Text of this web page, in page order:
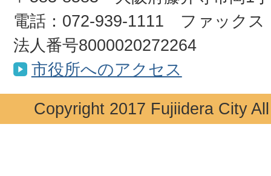
電話：072-939-1111 ファックス
法人番号8000020272264
市役所へのアクセス
Copyright 2017 Fujiidera City